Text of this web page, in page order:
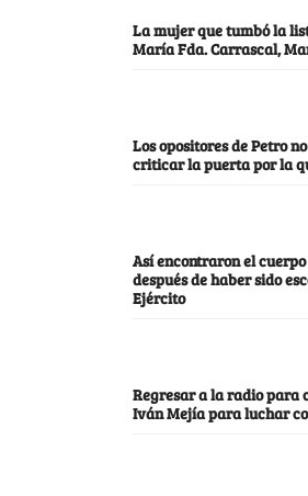
La mujer que tumbó la
María Fda. Carrascal,
Los opositores de Petro
criticar la puerta por la
Así encontraron el
después de haber sido
Ejército
Regresar a la radio para
Iván Mejía para luchar